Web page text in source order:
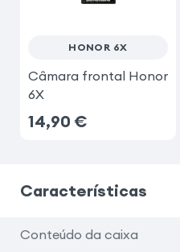
HONOR 6X
Câmara frontal Honor
6X
14,90 €
Características
Conteúdo da caixa